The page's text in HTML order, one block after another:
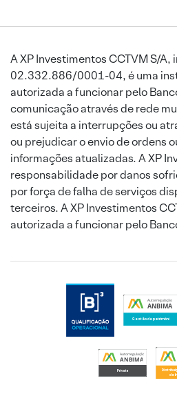
A XP Investimentos CCTVM S/A,
02.332.886/0001-04, é uma
autorizada a funcionar pelo
comunicação através de rede
está sujeita a interrupções ou
ou prejudicar o envio de ordens
informações atualizadas. A XP
responsabilidade por danos
por força de falha de serviços
terceiros. A XP Investimentos
autorizada a funcionar pelo